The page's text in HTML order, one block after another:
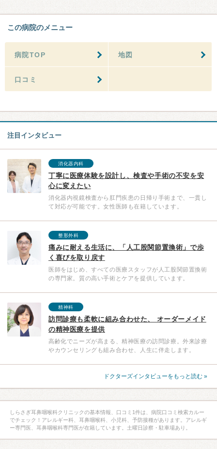
この病院のメニュー
病院TOP 地図
口コミ
注目インタビュー
消化器内科
丁寧に医療体験を設計し、検査や手術の不安を安
心に変えたい
消化器内視鏡検査から肛門疾患の日帰り手術まで、一貫し
て対応が可能です。女性医師も在籍しています。
整形外科
痛みに耐える生活に、「人工股関節置換術」で歩
く喜びを取り戻す
医師をはじめ、すべての医療スタッフが人工股関節置換術
の専門家。質の高い手術とケアを提供しています。
精神科
訪問診療も柔軟に組み合わせた、 オーダーメイド
の精神医療を提供
高齢化でニーズが高まる、精神医療の訪問診療。外来診療
やカウンセリングも組み合わせ、人生に伴走します。
ドクターズインタビューをもっと読む »
しらさぎ耳鼻咽喉科クリニックの基本情報、口コミ1件は、病院口コミ検索カルー
でチェック！アレルギー科、耳鼻咽喉科、小児科、予防接種があります。アレルギ
ー専門医、耳鼻咽喉科専門医が在籍しています。土曜日診察・駐車場あり。